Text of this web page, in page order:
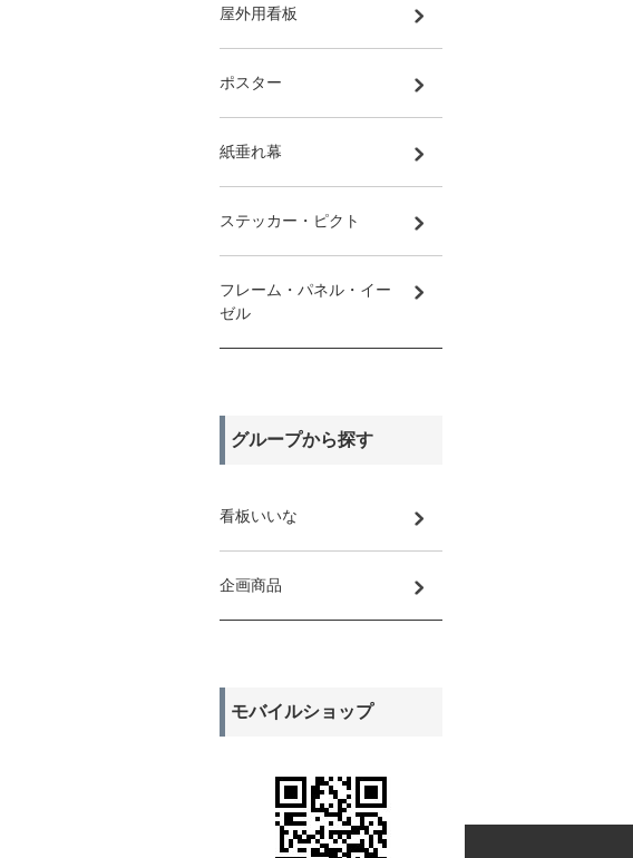
屋外用看板
ポスター
紙垂れ幕
ステッカー・ピクト
フレーム・パネル・イー
ゼル
グループから探す
看板いいな
企画商品
モバイルショップ